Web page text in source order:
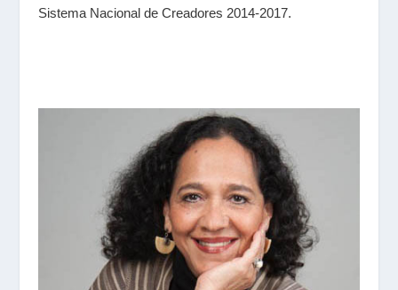
Sistema Nacional de Creadores 2014-2017.